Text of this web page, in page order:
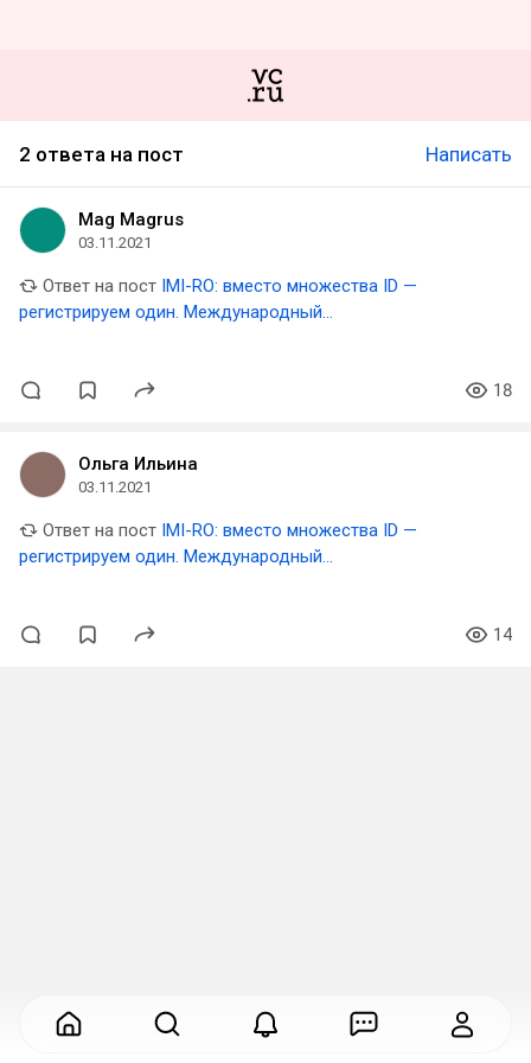
2 ответа на пост Написать
Mag Magrus
03.11.2021
Ответ на пост IMI-RO: вместо множества ID —
регистрируем один. Международный
18
Ольга Ильина
03.11.2021
Ответ на пост IMI-RO: вместо множества ID —
регистрируем один. Международный
14